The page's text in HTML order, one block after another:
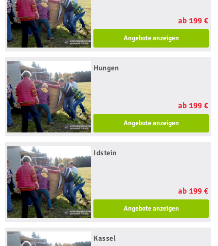
ab 199 €
Angebote anzeigen
Hungen
ab 199 €
Angebote anzeigen
Idstein
ab 199 €
Angebote anzeigen
Kassel